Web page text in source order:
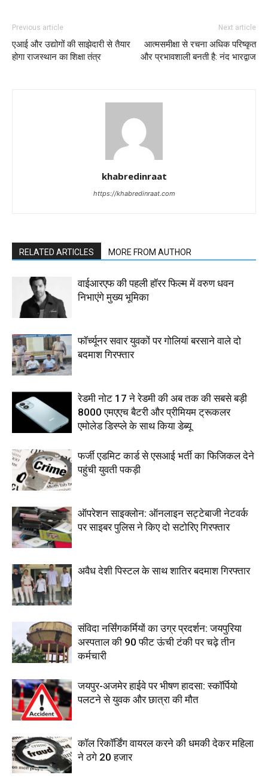
Previous article
एआई और उद्योगों की साझेदारी से तैयार
होगा राजस्थान का शिक्षा तंत्र
Next article
आत्मसमीक्षा से रचना अधिक परिष्कृत
और प्रभावशाली बनती है: नंद भारद्वाज
khabredinraat
https://khabredinraat.com
RELATED ARTICLES MORE FROM AUTHOR
वाईआरएफ की पहली हॉरर फिल्म में वरुण धवन
निभाएंगे मुख्य भूमिका
फॉर्च्यूनर सवार युवकों पर गोलियां बरसाने वाले दो
बदमाश गिरफ्तार
रेडमी नोट 17 ने रेडमी की अब तक की सबसे बड़ी
8000 एमएएच बैटरी और प्रीमियम ट्रूकलर
एमोलेड डिस्प्ले के साथ किया डेब्यू
फर्जी एडमिट कार्ड से एसआई भर्ती का फिजिकल देने
पहुंची युवती पकड़ी
ऑपरेशन साइक्लोन: ऑनलाइन सट्टेबाजी नेटवर्क
पर साइबर पुलिस ने किए दो सटोरिए गिरफ्तार
अवैध देशी पिस्टल के साथ शातिर बदमाश गिरफ्तार
संविदा नर्सिंगकर्मियों का उग्र प्रदर्शन: जयपुरिया
अस्पताल की 90 फीट ऊंची टंकी पर चढ़े तीन
कर्मचारी
जयपुर-अजमेर हाईवे पर भीषण हादसा: स्कॉर्पियो
पलटने से युवक और छात्रा की मौत
कॉल रिकॉर्डिंग वायरल करने की धमकी देकर महिला
ने ठगे 20 हजार